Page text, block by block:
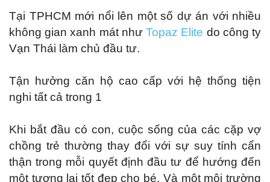
Tại TPHCM mới nổi l ên một số dự án với nhiều
không gian xanh mát nhưTopaz Elite do công ty
Vạn Thái làm chủ đầu tư.
Tận hưởng căn hộ cao cấp với hệ thống tiện
nghi tất cả trong 1
Khi bắt đầu có con, cuộc sống của các cặp vợ
chồng trẻ thường thay đổi với sự suy tính cẩn
thận trong mỗi quyết định đầu tư để hướng đến
một tương lai tốt đẹp cho bé. Và một môi trường